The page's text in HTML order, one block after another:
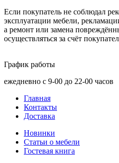
Если покупатель не соблюдал
эксплуатации мебели,
а ремонт или замена
осуществляться за счёт
График работы
ежедневно с 9-00 до 22-00 часов
Главная
Контакты
Доставка
Новинки
Статьи о мебели
Гостевая книга